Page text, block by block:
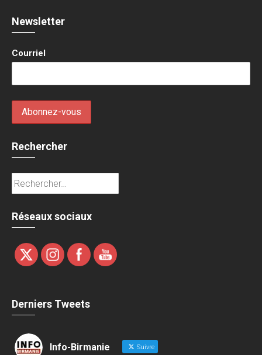
Newsletter
Courriel
Rechercher
Rechercher :
Réseaux sociaux
Derniers Tweets
Info-Birmanie Suivre